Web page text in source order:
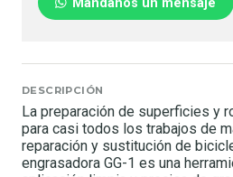
Mándanos un mensaje
DESCRIPCIÓN
La preparación de superficies y
para casi todos los trabajos de
reparación y sustitución de
engrasadora GG-1 es una